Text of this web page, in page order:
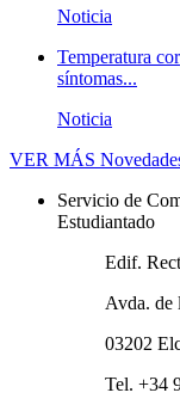
Noticia
Temperatura
síntomas...
Noticia
VER MÁS
Servicio de
Estudiantado
Edif.
Avda. de
03202
Tel. +34